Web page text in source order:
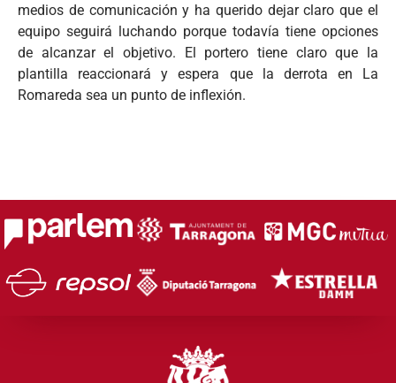
medios de comunicación y ha querido dejar claro que el
equipo seguirá luchando porque todavía tiene opciones
de alcanzar el objetivo. El portero tiene claro que la
plantilla reaccionará y espera que la derrota en La
Romareda sea un punto de inflexión.